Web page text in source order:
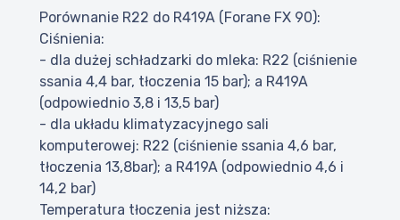
Porównanie R22 do R419A (Forane FX 90):
Ciśnienia:
- dla dużej schładzarki do mleka: R22 (ciśnienie
ssania 4,4 bar, tłoczenia 15 bar); a R419A
(odpowiednio 3,8 i 13,5 bar)
- dla układu klimatyzacyjnego sali
komputerowej: R22 (ciśnienie ssania 4,6 bar,
tłoczenia 13,8bar); a R419A (odpowiednio 4,6 i
14,2 bar)
Temperatura tłoczenia jest niższa: